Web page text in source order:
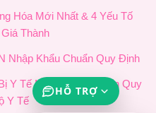
Hóa Mới Nhất & 4 Yếu Tố
Thành
Nhập Khẩu Chuẩn Quy Định
Y Tế Nhập Khẩu Chuẩn Quy
Y Tế
HỖ TRỢ